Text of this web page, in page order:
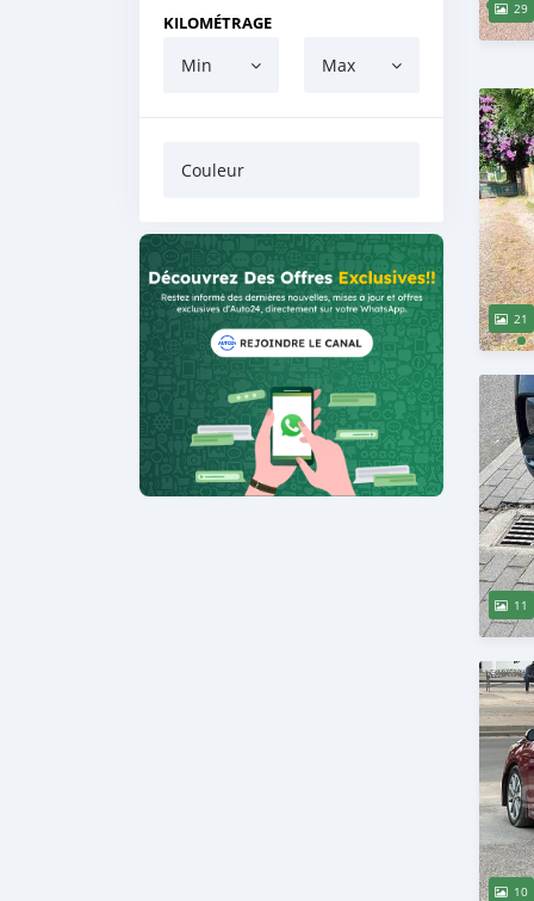
KILOMÉTRAGE
Min Max
Couleur
29
21
11
10